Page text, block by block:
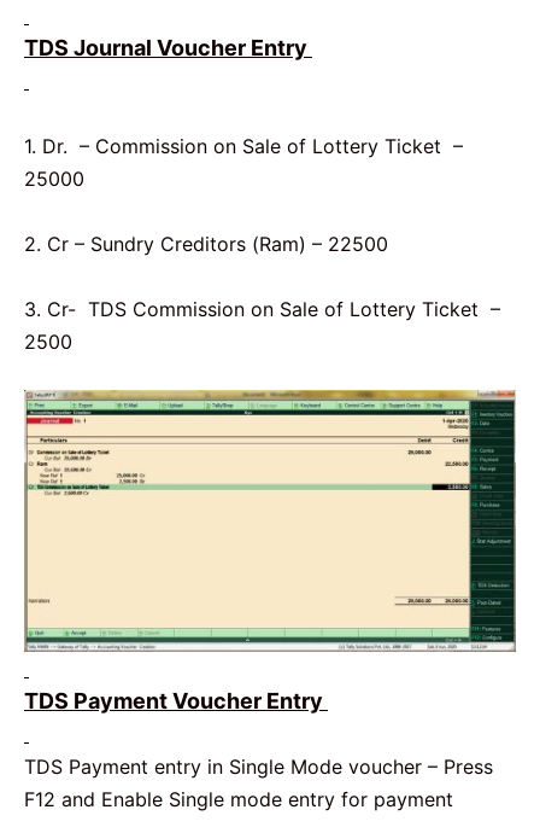
TDS Journal Voucher Entry
1. Dr. – Commission on Sale of Lottery Ticket –
25000
2. Cr – Sundry Creditors (Ram) – 22500
3. Cr- TDS Commission on Sale of Lottery Ticket –
2500
TDS Payment Voucher Entry
TDS Payment entry in Single Mode voucher – Press
F12 and Enable Single mode entry for payment